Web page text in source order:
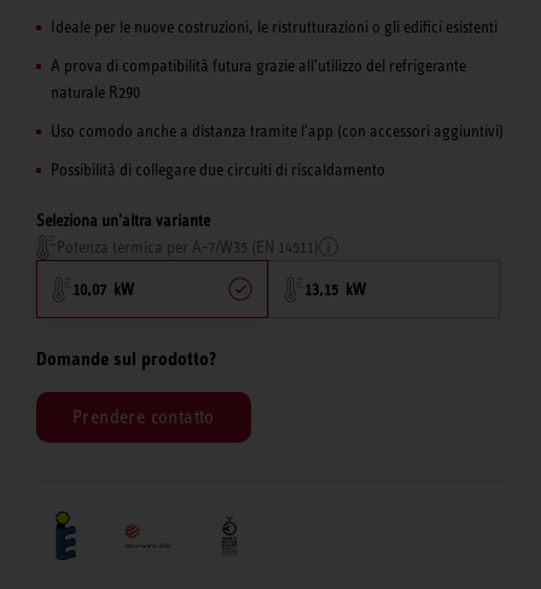
Ideale per le nuove costruzioni, le ristrutturazioni o gli edifici esistenti
A prova di compatibilità futura grazie all'utilizzo del refrigerante
naturale R290
Uso comodo anche a distanza tramite l'app (con accessori aggiuntivi)
Possibilità di collegare due circuiti di riscaldamento
Seleziona un'altra variante
Potenza termica per A-7/W35 (EN 14511)
10,07 kW 13,15 kW
Domande sul prodotto?
Prendere contatto